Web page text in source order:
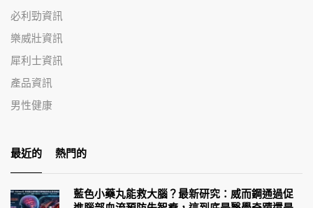
必利勁資訊
樂威壯資訊
犀利士資訊
產品資訊
男性健康
最近的 熱門的
藍色小藥丸能救大腦？最新研究：威而鋼通過促